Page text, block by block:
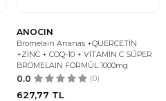
ANOCIN
Bromelain Ananas +QUERCETİN
+ZİNC + COQ-10 + VİTAMİN C SÜPER
BROMELAIN FORMÜL 1000mg
0.0 (0)
627,77 TL